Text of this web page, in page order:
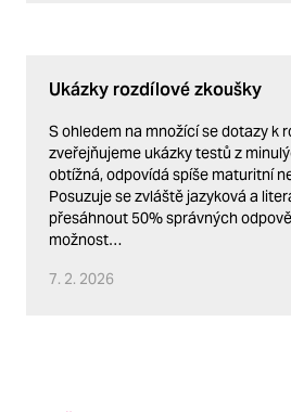
Ukázky rozdílové zkoušky
S ohledem na množící se dotazy k
zveřejňujeme ukázky testů z
obtížná, odpovídá spíše maturitní
Posuzuje se zvláště jazyková a
přesáhnout 50% správných
možnost…
7. 2. 2026